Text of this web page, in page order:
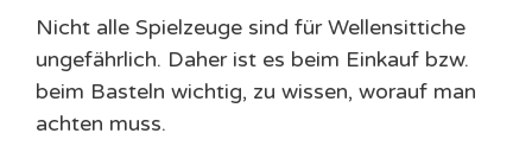
Nicht alle Spielzeuge sind für Wellensittiche
ungefährlich. Daher ist es beim Einkauf bzw.
beim Basteln wichtig, zu wissen, worauf man
achten muss.